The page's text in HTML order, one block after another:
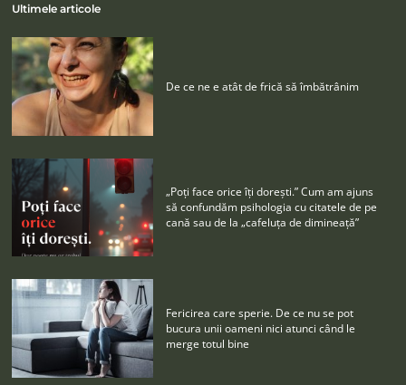
Ultimele articole
De ce ne e atât de frică să îmbătrânim
„Poţi face orice îţi doreşti.” Cum am ajuns
să confundăm psihologia cu citatele de pe
cană sau de la „cafeluţa de dimineaţă”
Fericirea care sperie. De ce nu se pot
bucura unii oameni nici atunci când le
merge totul bine